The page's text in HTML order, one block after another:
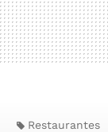
Restaurantes